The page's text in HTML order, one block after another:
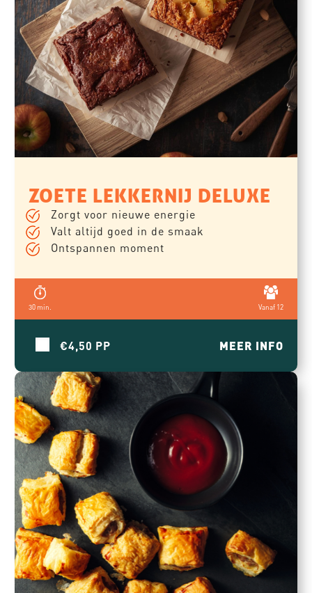
ZOETE LEKKERNIJ DELUXE
Zorgt voor nieuwe energie
Valt altijd goed in de smaak
Ontspannen moment
30 min. Vanaf 12
€4,50 MEER INFO